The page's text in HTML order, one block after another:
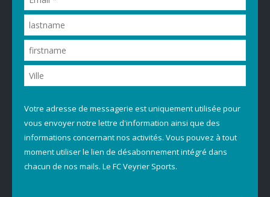
Votre adresse de messagerie est uniquement utilisée pour
vous envoyer notre lettre d'information ainsi que des
informations concernant nos activités. Vous pouvez à tout
moment utiliser le lien de désabonnement intégré dans
chacun de nos mails. Le FC Veyrier Sports.